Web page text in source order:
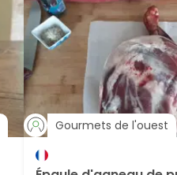
Gourmets de l'ouest